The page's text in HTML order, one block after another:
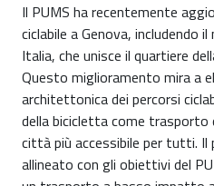
Il PUMS ha recentemente
ciclabile a Genova, includendo
Italia, che unisce il quartiere
Questo miglioramento mira a
architettonica dei percorsi
della bicicletta come trasporto
città più accessibile per tutti.
allineato con gli obiettivi del